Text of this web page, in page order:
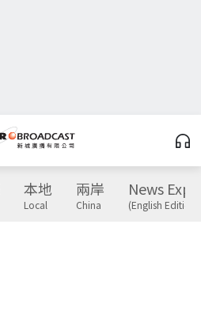
本地
Local
兩岸
China
News
(English Edition)